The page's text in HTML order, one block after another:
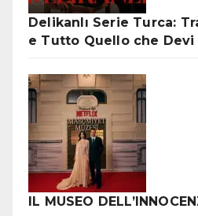
Delikanlı Serie Turca:
e Tutto Quello che Devi
IL MUSEO